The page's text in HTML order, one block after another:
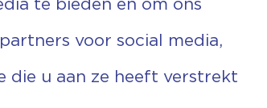
voor social media,
die u aan ze heeft verstrekt